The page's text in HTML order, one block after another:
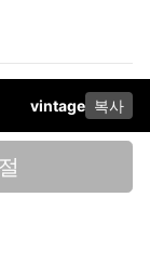
vintage 복사
자 정보다운로드